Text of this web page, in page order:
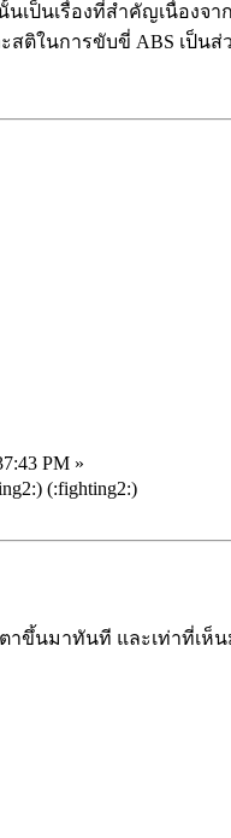
นเป็นเรื่องที่สำคัญเนื่อง
สติในการขับขี่ ABS เป็
PM »
(:fighting2:)
าขึ้นมาทันที และเท่าที่เ